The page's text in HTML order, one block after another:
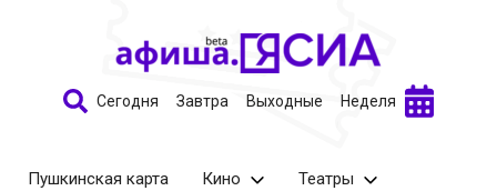
Сегодня Завтра Выходные Неделя
Пушкинская карта Кино
Театры